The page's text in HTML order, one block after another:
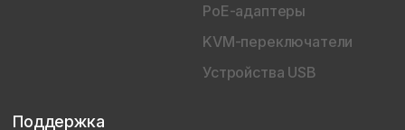
PoE-адаптеры
KVM-переключатели
Устройства USB
Поддержка